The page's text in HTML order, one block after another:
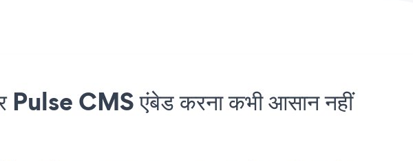
CMS एंबेड करना कभी आसान नहीं